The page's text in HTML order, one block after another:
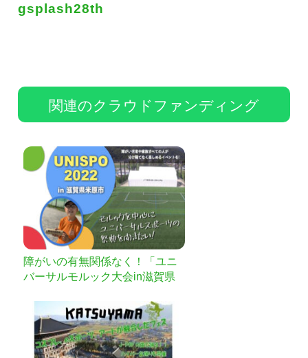
gsplash28th
関連のクラウドファンディング
障がいの有無関係なく！「ユニ
バーサルモルック大会in滋賀県